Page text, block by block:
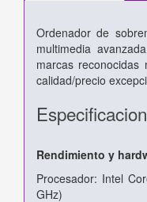
Ordenador de
multimedia
marcas reconocidas
calidad/precio
Rendimiento y
Procesador: Intel
GHz)